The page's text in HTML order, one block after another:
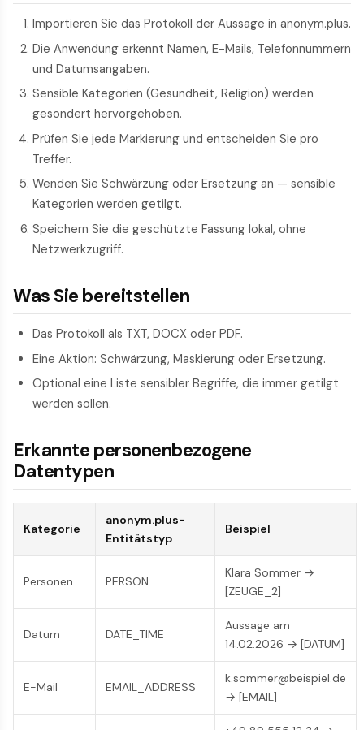
Importieren Sie das Protokoll der Aussage in anonym.plus.
Die Anwendung erkennt Namen, E-Mails, Telefonnummern
und Datumsangaben.
Sensible Kategorien (Gesundheit, Religion) werden
gesondert hervorgehoben.
Prüfen Sie jede Markierung und entscheiden Sie pro
Treffer.
Wenden Sie Schwärzung oder Ersetzung an — sensible
Kategorien werden getilgt.
Speichern Sie die geschützte Fassung lokal, ohne
Netzwerkzugriff.
Was Sie bereitstellen
Das Protokoll als TXT, DOCX oder PDF.
Eine Aktion: Schwärzung, Maskierung oder Ersetzung.
Optional eine Liste sensibler Begriffe, die immer getilgt
werden sollen.
Erkannte personenbezogene
Datentypen
Kategorie
anonym.plus-
Entitätstyp
Beispiel
Personen PERSON
Klara Sommer →
[ZEUGE_2]
Datum DATE_TIME
Aussage am
14.02.2026 → [DATUM]
E-Mail EMAIL_ADDRESS
k.sommer@beispiel.de
→ [EMAIL]